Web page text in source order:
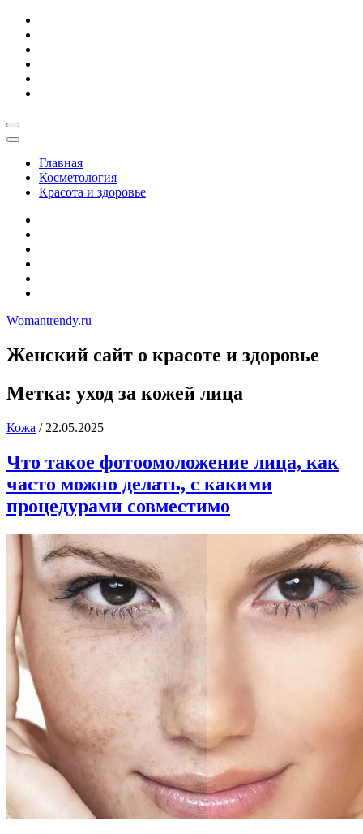
Skip
content
Главная
Косметология
Красота и здоровье
Womantrendy.ru
Женский сайт о красоте и здоровье
Метка: уход за кожей лица
Кожа / 22.05.2025
Что такое фотоомоложение лица, как
часто можно делать, с какими
процедурами совместимо